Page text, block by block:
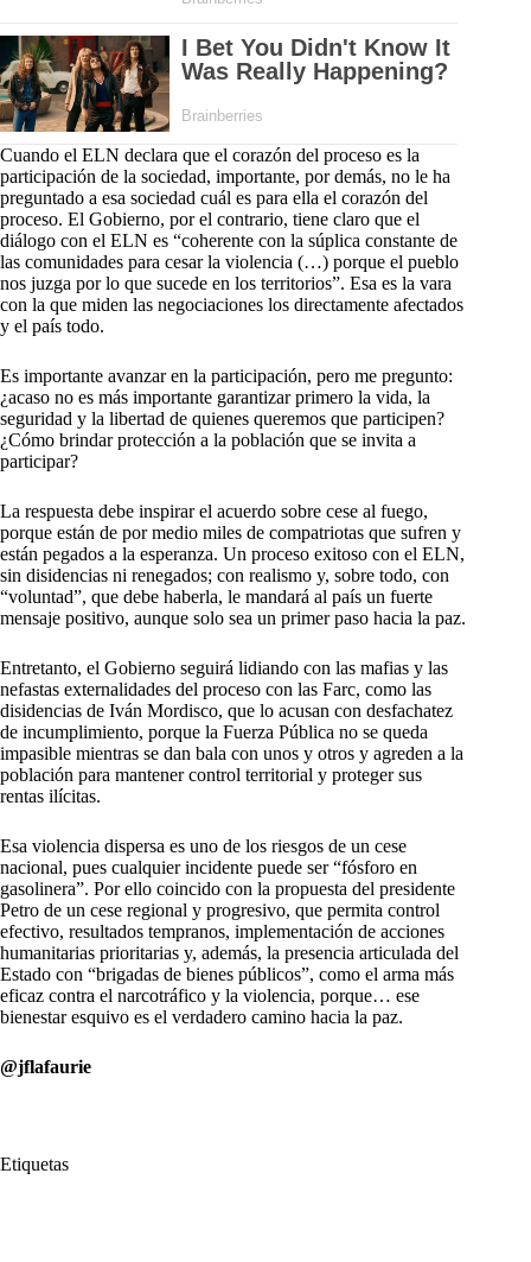
Cuando el ELN declara que el corazón del proceso es la
participación de la sociedad, importante, por demás, no le ha
preguntado a esa sociedad cuál es para ella el corazón del
proceso. El Gobierno, por el contrario, tiene claro que el
diálogo con el ELN es “coherente con la súplica constante de
las comunidades para cesar la violencia (…) porque el pueblo
nos juzga por lo que sucede en los territorios”. Esa es la vara
con la que miden las negociaciones los directamente afectados
y el país todo.
Es importante avanzar en la participación, pero me pregunto:
¿acaso no es más importante garantizar primero la vida, la
seguridad y la libertad de quienes queremos que participen?
¿Cómo brindar protección a la población que se invita a
participar?
La respuesta debe inspirar el acuerdo sobre cese al fuego,
porque están de por medio miles de compatriotas que sufren y
están pegados a la esperanza. Un proceso exitoso con el ELN,
sin disidencias ni renegados; con realismo y, sobre todo, con
“voluntad”, que debe haberla, le mandará al país un fuerte
mensaje positivo, aunque solo sea un primer paso hacia la paz.
Entretanto, el Gobierno seguirá lidiando con las mafias y las
nefastas externalidades del proceso con las Farc, como las
disidencias de Iván Mordisco, que lo acusan con desfachatez
de incumplimiento, porque la Fuerza Pública no se queda
impasible mientras se dan bala con unos y otros y agreden a la
población para mantener control territorial y proteger sus
rentas ilícitas.
Esa violencia dispersa es uno de los riesgos de un cese
nacional, pues cualquier incidente puede ser “fósforo en
gasolinera”. Por ello coincido con la propuesta del presidente
Petro de un cese regional y progresivo, que permita control
efectivo, resultados tempranos, implementación de acciones
humanitarias prioritarias y, además, la presencia articulada del
Estado con “brigadas de bienes públicos”, como el arma más
eficaz contra el narcotráfico y la violencia, porque… ese
bienestar esquivo es el verdadero camino hacia la paz.
@jflafaurie
Etiquetas